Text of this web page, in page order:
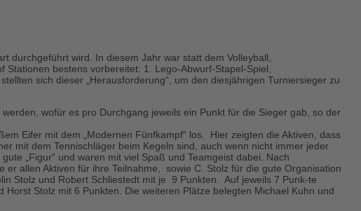
durchgeführt wird. In diesem Jahr war statt dem Volleyball,
bestens vorbereitet: 1. Lego-Abwurf-Stapel-Spiel,
sich dieser „Herausforderung“, um den diesjährigen Turniersieger zu
wofür es pro Durchgang jeweils ein Punkt für die Sieger gab, so der
Eifer mit dem „Modernen Fünfkampf“ los. Hier zeigten die Aktiven, dass
mit dem Tennischläger beim Kegeln sind, auch wenn nicht immer jeder
„Figur“ und waren mit viel Spaß und Teamgeist dabei. Nach
allen Aktiven für ihre Teilnahme, sowie C. Stolz für die gute Organisation
Stolz und Robert Schliestedt mit je 9 Punkten. Auf jeweils 7 Punk-te
Stolz mit 6 Punkten. Die weiteren Plätze belegten Michael Kuhn und